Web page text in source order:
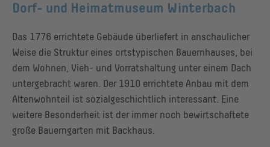
Dorf- und Heimatmuseum Winterbach
Das 1776 errichtete Gebäude überliefert in anschaulicher
Weise die Struktur eines ortstypischen Bauernhauses, bei
dem Wohnen, Vieh- und Vorratshaltung unter einem Dach
untergebracht waren. Der 1910 errichtete Anbau mit dem
Altenwohnteil ist sozialgeschichtlich interessant. Eine
weitere Besonderheit ist der immer noch bewirtschaftete
große Bauerngarten mit Backhaus.